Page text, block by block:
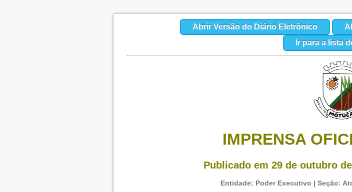
Abrir Versão do Diário Eletrônico
Ir para a lista
IMPRENSA
Publicado em 29 de outubro
Entidade: Poder Executivo | Seção: